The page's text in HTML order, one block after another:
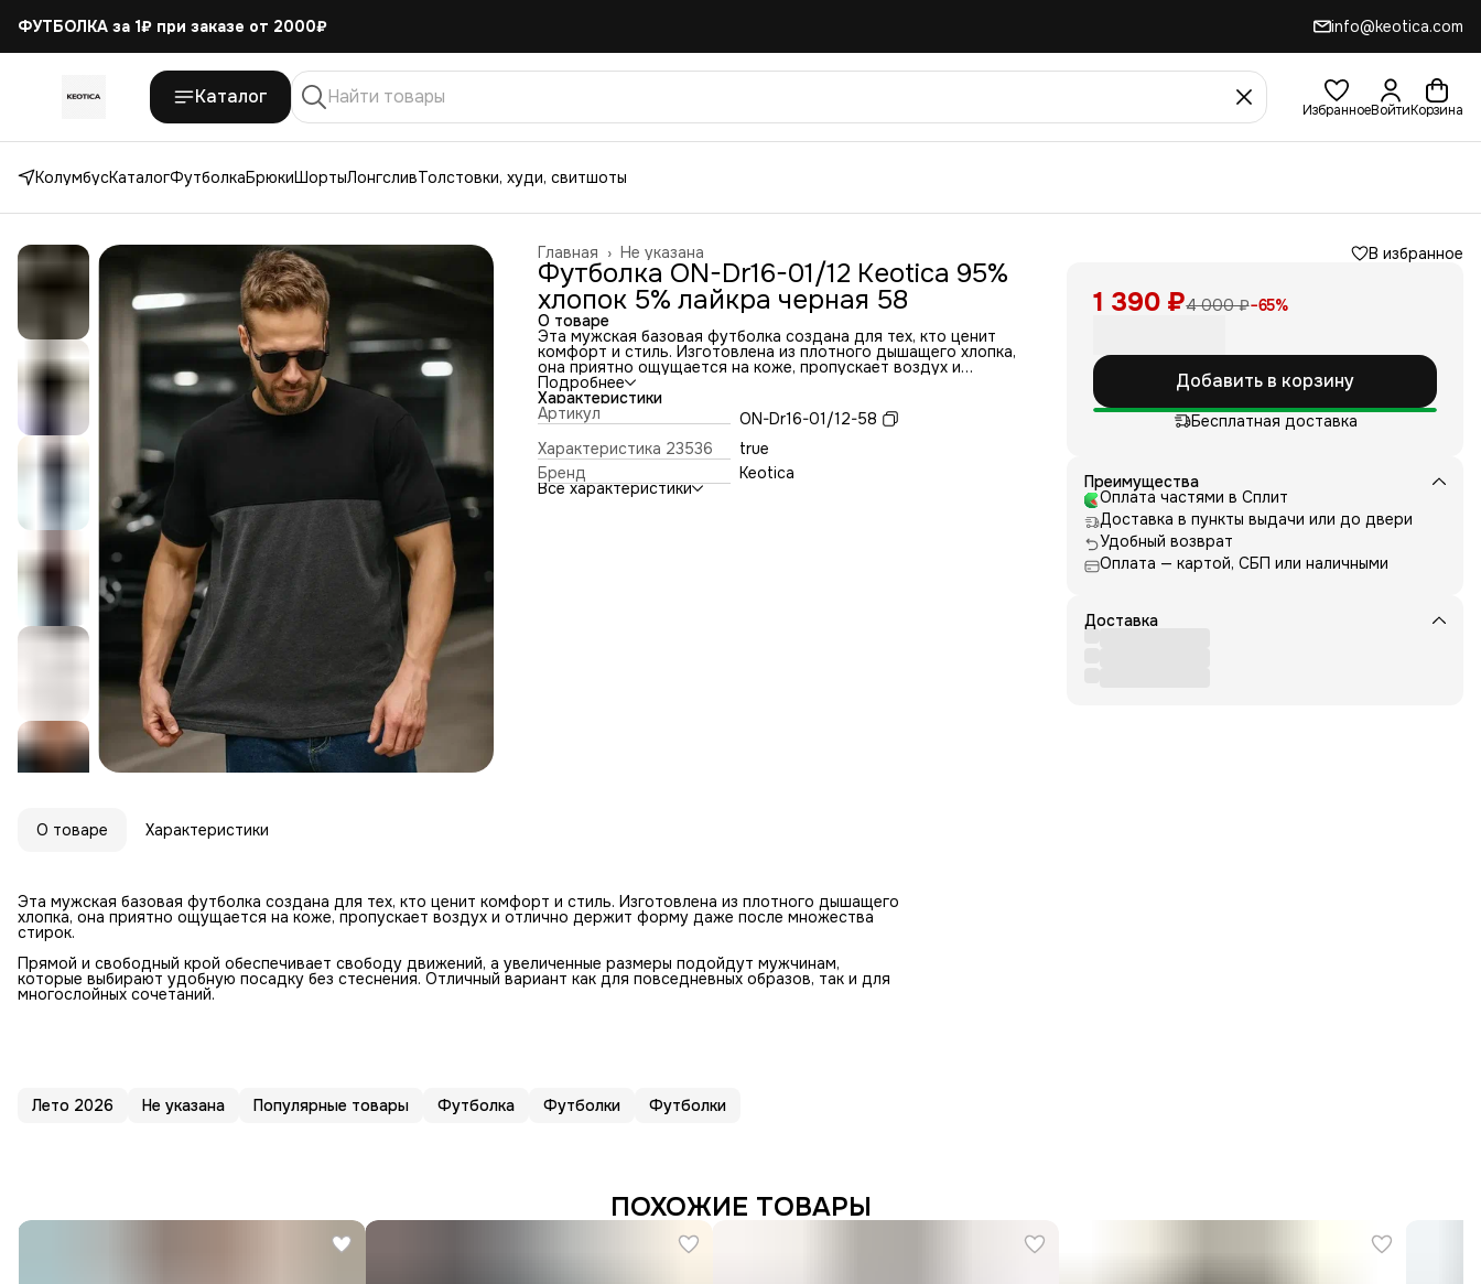
ФУТБОЛКА за 1₽ при заказе от 2000₽ info@keotica.com
Каталог
ИзбранноеВойтиКорзина
КолумбусКаталогФутболкаБрюкиШортыЛонгсливТолстовки, худи, свитшоты
Не указана
Главная ›
Футболка ON-Dr16-01/12 Keotica 95%
хлопок 5% лайкра черная 58
О товаре
Эта мужская базовая футболка создана для тех, кто ценит
комфорт и стиль. Изготовлена из плотного дышащего хлопка,
она приятно ощущается на коже, пропускает воздух и
отлично держит форму даже после множества стирок.
Прямой и свободный крой обеспечивает свободу движений, а
увеличенные размеры подойдут мужчинам, которые
выбирают удобную посадку без стеснения. Отличный вариант
как для повседневных образов, так и для многослойных
сочетаний.
Подробнее
Характеристики
Артикул
ON-Dr16-01/12-58
Характеристика 23536
true
Бренд
Keotica
Все характеристики
В избранное
1 390 ₽4 000 ₽−65%
Добавить в корзину
Бесплатная доставка
Преимущества
Оплата частями в Сплит
Доставка в пункты выдачи или до двери
Удобный возврат
Оплата — картой, СБП или наличными
Доставка
О товаре Характеристики
Эта мужская базовая футболка создана для тех, кто ценит комфорт и стиль. Изготовлена из плотного дышащего
хлопка, она приятно ощущается на коже, пропускает воздух и отлично держит форму даже после множества
стирок.
Прямой и свободный крой обеспечивает свободу движений, а увеличенные размеры подойдут мужчинам,
которые выбирают удобную посадку без стеснения. Отличный вариант как для повседневных образов, так и для
многослойных сочетаний.
Лето 2026 Не указана Популярные товары Футболка Футболки Футболки
ПОХОЖИЕ ТОВАРЫ